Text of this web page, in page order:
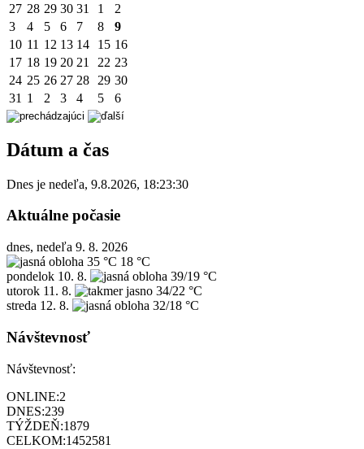
27 28 29 30 31 1
2
3
4 5 6 7 8
9
10 11 12 13 14 15 16
17 18 19 20 21 22 23
24 25 26 27 28 29 30
31 1 2 3 4 5 6
Dátum a čas
Dnes je nedeľa, 9.8.2026, 18:23:30
Aktuálne počasie
dnes, nedeľa 9. 8. 2026
35 °C 18 °C
pondelok 10. 8.
39/19 °C
utorok 11. 8.
34/22 °C
streda 12. 8. 32/18 °C
Návštevnosť
Návštevnosť:
ONLINE:2
DNES:239
TÝŽDEŇ:1879
CELKOM:1452581